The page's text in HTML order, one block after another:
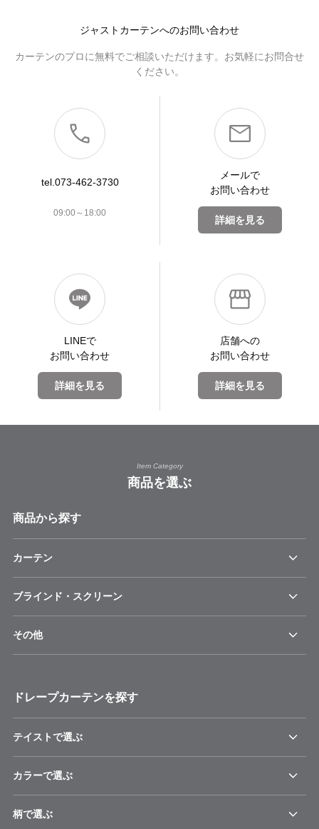
ジャストカーテンへのお問い合わせ
カーテンのプロに無料でご相談いただけます。お気軽にお問合せ
ください。
tel.073-462-3730
09:00～18:00
メールで
お問い合わせ
詳細を見る
LINEで
お問い合わせ
詳細を見る
店舗への
お問い合わせ
詳細を見る
Item Category
商品を選ぶ
商品から探す
カーテン
ブラインド・スクリーン
その他
ドレープカーテンを探す
テイストで選ぶ
カラーで選ぶ
柄で選ぶ